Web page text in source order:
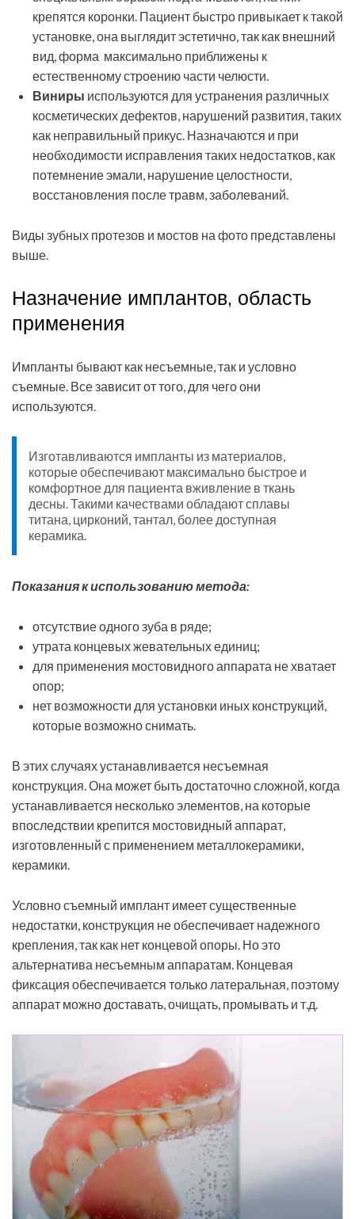
крепятся коронки. Пациент быстро привыкает к такой
установке, она выглядит эстетично, так как внешний
вид, форма максимально приближены к
естественному строению части челюсти.
Виниры используются для устранения различных
косметических дефектов, нарушений развития, таких
как неправильный прикус. Назначаются и при
необходимости исправления таких недостатков, как
потемнение эмали, нарушение целостности,
восстановления после травм, заболеваний.
Виды зубных протезов и мостов на фото представлены
выше.
Назначение имплантов, область
применения
Импланты бывают как несъемные, так и условно
съемные. Все зависит от того, для чего они
используются.
Изготавливаются импланты из материалов,
которые обеспечивают максимально быстрое и
комфортное для пациента вживление в ткань
десны. Такими качествами обладают сплавы
титана, цирконий, тантал, более доступная
керамика.
Показания к использованию метода:
отсутствие одного зуба в ряде;
утрата концевых жевательных единиц;
для применения мостовидного аппарата не хватает
опор;
нет возможности для установки иных конструкций,
которые возможно снимать.
В этих случаях устанавливается несъемная
конструкция. Она может быть достаточно сложной, когда
устанавливается несколько элементов, на которые
впоследствии крепится мостовидный аппарат,
изготовленный с применением металлокерамики,
керамики.
Условно съемный имплант имеет существенные
недостатки, конструкция не обеспечивает надежного
крепления, так как нет концевой опоры. Но это
альтернатива несъемным аппаратам. Концевая
фиксация обеспечивается только латеральная, поэтому
аппарат можно доставать, очищать, промывать и т.д.